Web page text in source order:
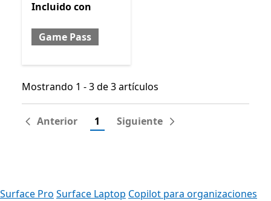
Incluido con Game Pass
Incluidocon
Game Pass
Mostrando 1 - 3 de 3 artículos
Mostrando 1 - 3 de 3 artículos
Anterior 1 Siguiente
Surface Pro Surface Laptop Copilot para organizaciones